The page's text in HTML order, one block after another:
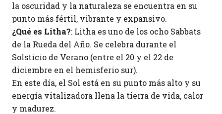
la oscuridad y la naturaleza se encuentra en su
punto más fértil, vibrante y expansivo.
¿Qué es Litha?: Litha es uno de los ocho Sabbats
de la Rueda del Año. Se celebra durante el
Solsticio de Verano (entre el 20 y el 22 de
diciembre en el hemisferio sur).
En este día, el Sol está en su punto más alto y su
energía vitalizadora llena la tierra de vida, calor
y madurez.